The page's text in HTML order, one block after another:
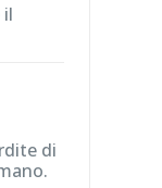
il
di